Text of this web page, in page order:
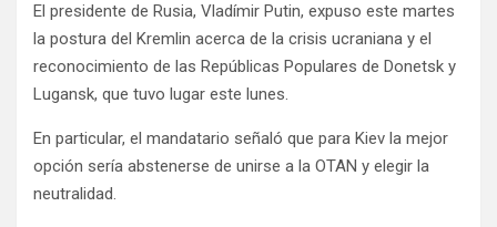
El presidente de Rusia, Vladímir Putin, expuso este martes
la postura del Kremlin acerca de la crisis ucraniana y el
reconocimiento de las Repúblicas Populares de Donetsk y
Lugansk, que tuvo lugar este lunes.
En particular, el mandatario señaló que para Kiev la mejor
opción sería abstenerse de unirse a la OTAN y elegir la
neutralidad.